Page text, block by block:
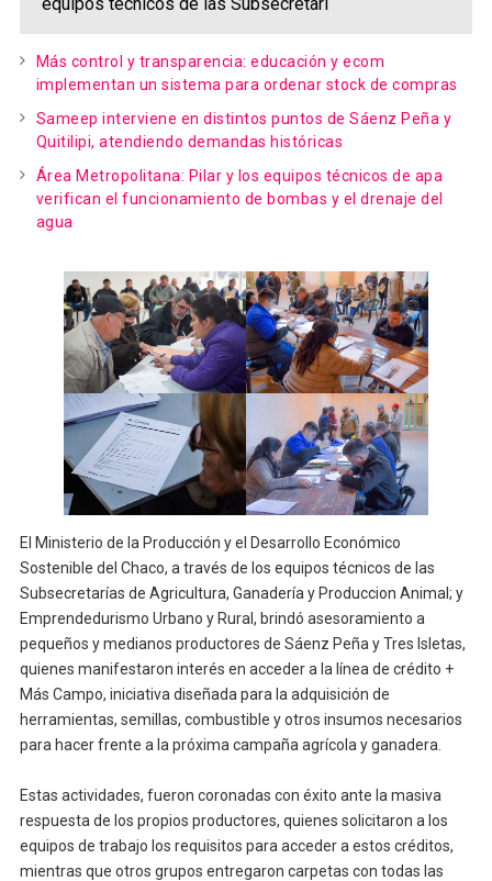
Más control y transparencia: educación y ecom
implementan un sistema para ordenar stock de compras
Sameep interviene en distintos puntos de Sáenz Peña y
Quitilipi, atendiendo demandas históricas
Área Metropolitana: Pilar y los equipos técnicos de apa
verifican el funcionamiento de bombas y el drenaje del
agua
El Ministerio de la Producción y el Desarrollo Económico
Sostenible del Chaco, a través de los equipos técnicos de las
Subsecretarías de Agricultura, Ganadería y Produccion Animal; y
Emprendedurismo Urbano y Rural, brindó asesoramiento a
pequeños y medianos productores de Sáenz Peña y Tres Isletas,
quienes manifestaron interés en acceder a la línea de crédito +
Más Campo, iniciativa diseñada para la adquisición de
herramientas, semillas, combustible y otros insumos necesarios
para hacer frente a la próxima campaña agrícola y ganadera.
Estas actividades, fueron coronadas con éxito ante la masiva
respuesta de los propios productores, quienes solicitaron a los
equipos de trabajo los requisitos para acceder a estos créditos,
mientras que otros grupos entregaron carpetas con todas las